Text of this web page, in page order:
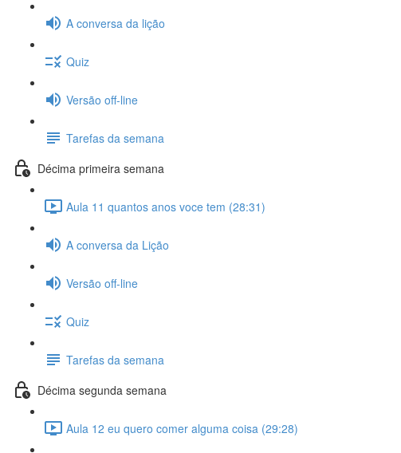
A conversa da lição
Quiz
Versão off-line
Tarefas da semana
Décima primeira semana
Aula 11 quantos anos voce tem (28:31)
A conversa da Lição
Versão off-line
Quiz
Tarefas da semana
Décima segunda semana
Aula 12 eu quero comer alguma coisa (29:28)